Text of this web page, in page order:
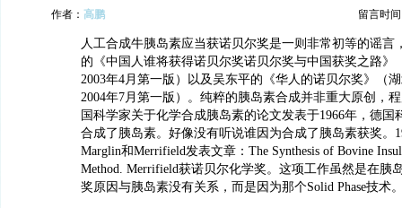
作者： 高鹏 留言时间
人工合成牛胰岛素应当获诺贝尔奖是一则非常初等的谣言
的《中国人谁将获得诺贝尔奖诺贝尔奖与中国获奖之路》
2003年4月第一版）以及吴东平的《华人的诺贝尔奖》（
2004年7月第一版）。纯粹的胰岛素合成并非重大原创，
国科学家关于化学合成胰岛素的论文发表于1966年，德国
合成了胰岛素。好像没有听说谁因为合成了胰岛素获奖。
Marglin和Merrifield发表文章：The Synthesis of Bovine
Method. Merrifield获诺贝尔化学奖。这项工作虽然是在胰
奖原因与胰岛素没有关系，而是因为那个Solid Phase技术